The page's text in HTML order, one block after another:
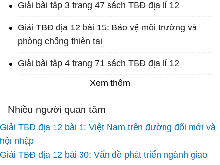
Giải bài tập 3 trang 47 sách TBĐ địa lí 12
Giải TBĐ địa 12 bài 15: Bảo vệ môi trường và
phòng chống thiên tai
Giải bài tập 4 trang 71 sách TBĐ địa lí 12
Xem thêm
Nhiều người quan tâm
Giải TBĐ địa 12 bài 1: Việt Nam trên đường đổi mới và
hội nhập
Giải TBĐ địa 12 bài 30: Vấn đề phát triển ngành giao